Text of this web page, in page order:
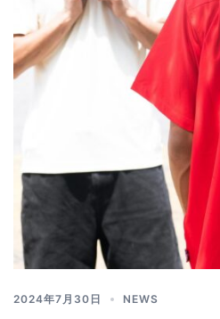
2024年7月30日 NEWS